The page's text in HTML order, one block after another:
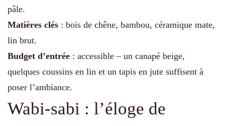
pâle.
Matières clés : bois de chêne, bambou, céramique mate,
lin brut.
Budget d’entrée : accessible – un canapé beige,
quelques coussins en lin et un tapis en jute suffisent à
poser l’ambiance.
Wabi-sabi : l’éloge de